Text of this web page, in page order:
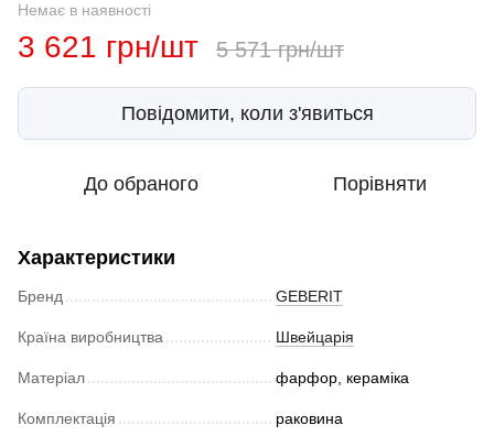
Немає в наявності
3 621 грн/шт 5 571 грн/шт
Повідомити, коли з'явиться
До обраного Порівняти
Характеристики
Бренд GEBERIT
Країна виробництва Швейцарія
Матеріал фарфор, кераміка
Комплектація раковина